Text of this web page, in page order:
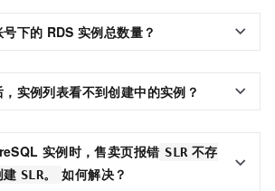
下的 RDS 实例总数量？
实例列表看不到创建中的实例？
实例时，售卖页报错 SLR 不存
建 SLR。 如何解决？